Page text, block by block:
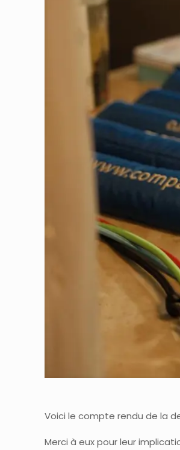
Voici le compte rendu de la
Merci à eux pour leur